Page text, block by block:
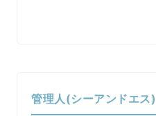
管理人(シーアンドエス)